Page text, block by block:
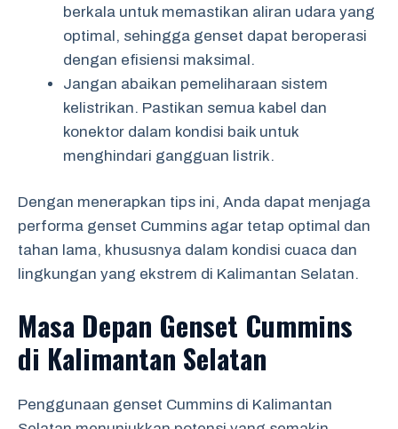
berkala untuk memastikan aliran udara yang
optimal, sehingga genset dapat beroperasi
dengan efisiensi maksimal.
Jangan abaikan pemeliharaan sistem
kelistrikan. Pastikan semua kabel dan
konektor dalam kondisi baik untuk
menghindari gangguan listrik.
Dengan menerapkan tips ini, Anda dapat menjaga
performa genset Cummins agar tetap optimal dan
tahan lama, khususnya dalam kondisi cuaca dan
lingkungan yang ekstrem di Kalimantan Selatan.
Masa Depan Genset Cummins
di Kalimantan Selatan
Penggunaan genset Cummins di Kalimantan